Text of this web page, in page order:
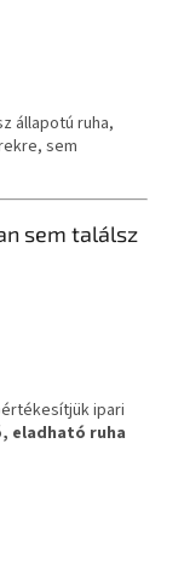
állapotú ruha,
sem
sem találsz
ipari
eladható ruha